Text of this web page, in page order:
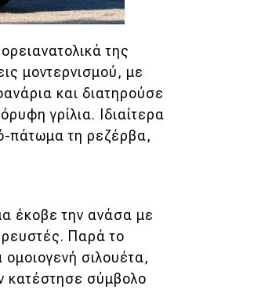
της
μοντερνισμού, με
και διατηρούσε
γρίλια. Ιδιαίτερα
πάτωμα τη ρεζέρβα,
έκοβε την ανάσα με
ρευστές. Παρά το
σιλουέτα,
κατέστησε σύμβολο